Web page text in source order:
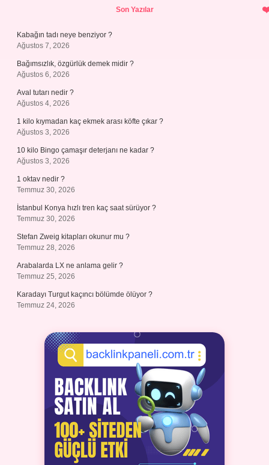
Son Yazılar
Kabağın tadı neye benziyor ?
Ağustos 7, 2026
Bağımsızlık, özgürlük demek midir ?
Ağustos 6, 2026
Aval tutarı nedir ?
Ağustos 4, 2026
1 kilo kıymadan kaç ekmek arası köfte çıkar ?
Ağustos 3, 2026
10 kilo Bingo çamaşır deterjanı ne kadar ?
Ağustos 3, 2026
1 oktav nedir ?
Temmuz 30, 2026
İstanbul Konya hızlı tren kaç saat sürüyor ?
Temmuz 30, 2026
Stefan Zweig kitapları okunur mu ?
Temmuz 28, 2026
Arabalarda LX ne anlama gelir ?
Temmuz 25, 2026
Karadayı Turgut kaçıncı bölümde ölüyor ?
Temmuz 24, 2026